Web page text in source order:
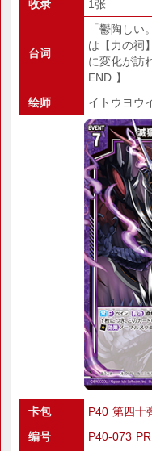
收录
1张
台词
「鬱陶し
は【力の祠
に変化が
END 】
绘师
イトウヨウ
卡包
P40 第四十
编号
P40-073 PR